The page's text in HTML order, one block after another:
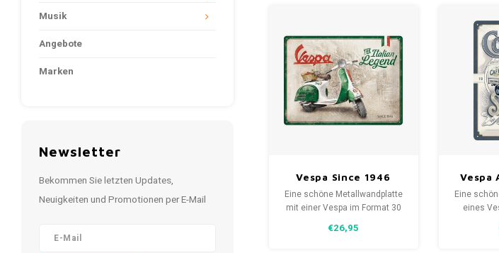
Musik
Angebote
Marken
Newsletter
Bekommen Sie letzten Updates,
Neuigkeiten und Promotionen per E-Mail
Vespa Since 1946
Metallwandteller
30x40 cm
Eine schöne Metallwandplatte
mit einer Vespa im Format 30
Dekoration mit abgerundeten
€26,95
Vespa
Shop
Eine
eines